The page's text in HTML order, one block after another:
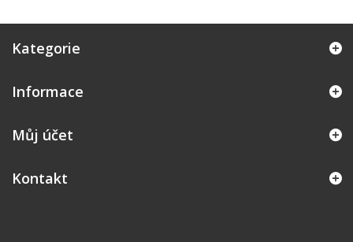
Kategorie
Informace
Můj účet
Kontakt